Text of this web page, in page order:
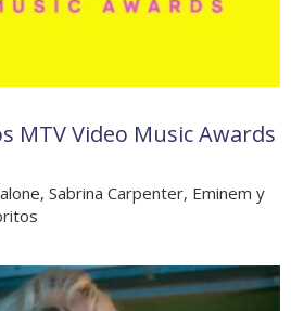
MTV Video Music Awards
Sabrina Carpenter, Eminem y